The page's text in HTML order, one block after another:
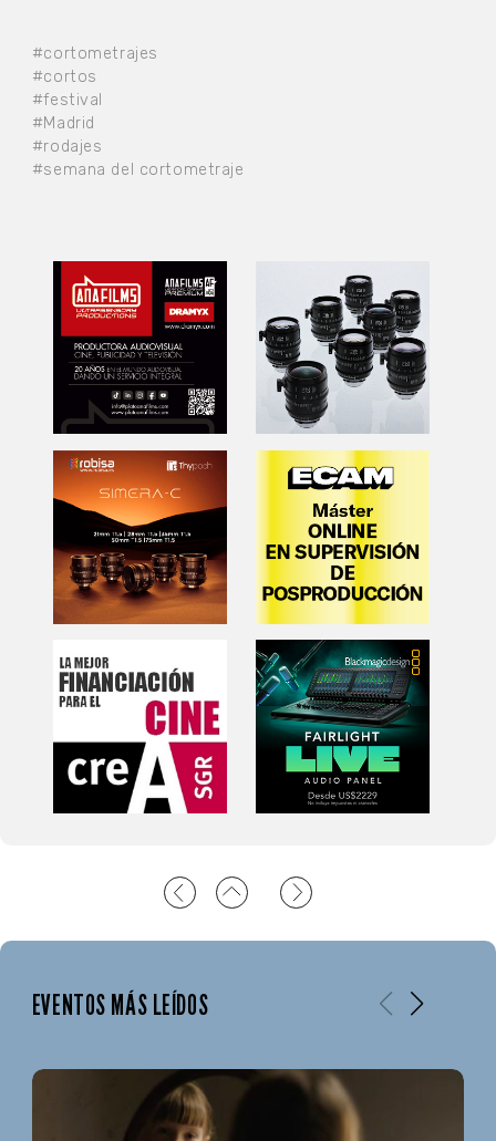
#cortometrajes
#cortos
#festival
#Madrid
#rodajes
#semana del cortometraje
EVENTOS MÁS LEÍDOS